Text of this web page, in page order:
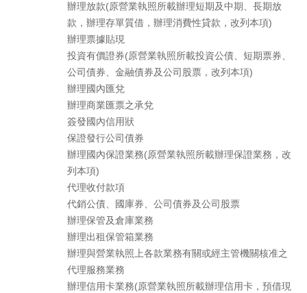
辦理放款(原營業執照所載辦理短期及中期、長期放
款，辦理存單質借，辦理消費性貸款，改列本項)
辦理票據貼現
投資有價證券(原營業執照所載投資公債、短期票券、
公司債券、金融債券及公司股票，改列本項)
辦理國內匯兌
辦理商業匯票之承兌
簽發國內信用狀
保證發行公司債券
辦理國內保證業務(原營業執照所載辦理保證業務，改
列本項)
代理收付款項
代銷公債、國庫券、公司債券及公司股票
辦理保管及倉庫業務
辦理出租保管箱業務
辦理與營業執照上各款業務有關或經主管機關核准之
代理服務業務
辦理信用卡業務(原營業執照所載辦理信用卡，預借現